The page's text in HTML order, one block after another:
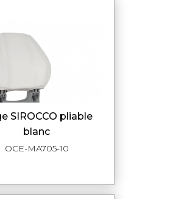
blanc
OCE-MA705-10